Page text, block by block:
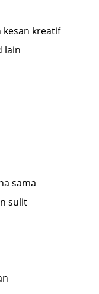
kesan kreatif
lain
sama
sulit